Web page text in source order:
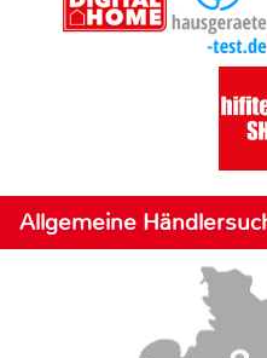
Allgemeine